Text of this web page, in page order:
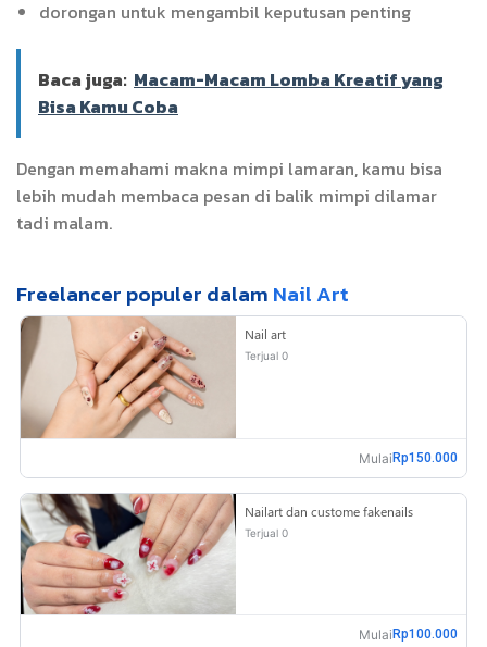
dorongan untuk mengambil keputusan penting
Baca juga: Macam-Macam Lomba Kreatif yang
Bisa Kamu Coba
Dengan memahami makna mimpi lamaran, kamu bisa
lebih mudah membaca pesan di balik mimpi dilamar
tadi malam.
Freelancer populer dalam Nail Art
Nail art
Terjual 0
MulaiRp150.000
Nailart dan custome fakenails
Terjual 0
Mulai Rp100.000